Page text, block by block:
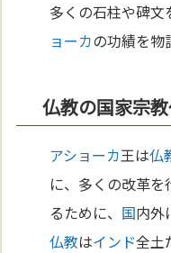
多くの石柱や碑文
ョーカの功績を物
仏教の国家宗
アショーカ王は仏
に、多くの改革
るために、 国内外
仏教はインド全土